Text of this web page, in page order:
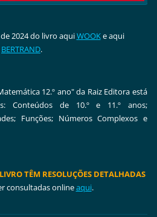
2024 do livro aquiWOOKe aqui
BERTRAND.
12.º ano" da Raiz Editora está
Conteúdos de 10.º e 11.º anos;
Funções; Números Complexos e
TÊM RESOLUÇÕES DETALHADAS
consultadas onlineaqui.